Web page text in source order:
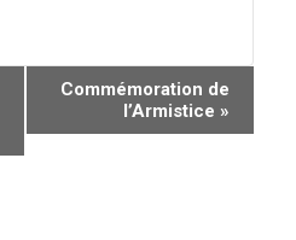
Commémoration de
l’Armistice »